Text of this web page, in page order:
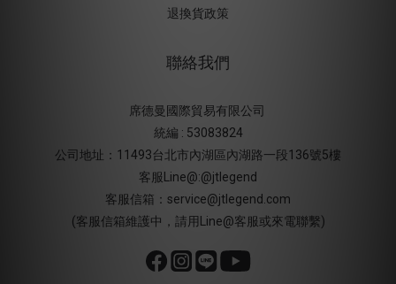
退換貨政策
聯絡我們
席德曼國際貿易有限公司
統編 : 53083824
公司地址：11493台北市內湖區內湖路一段136號5樓
客服Line@:@jtlegend
客服信箱：service@jtlegend.com
(客服信箱維護中，請用Line@客服或來電聯繫)